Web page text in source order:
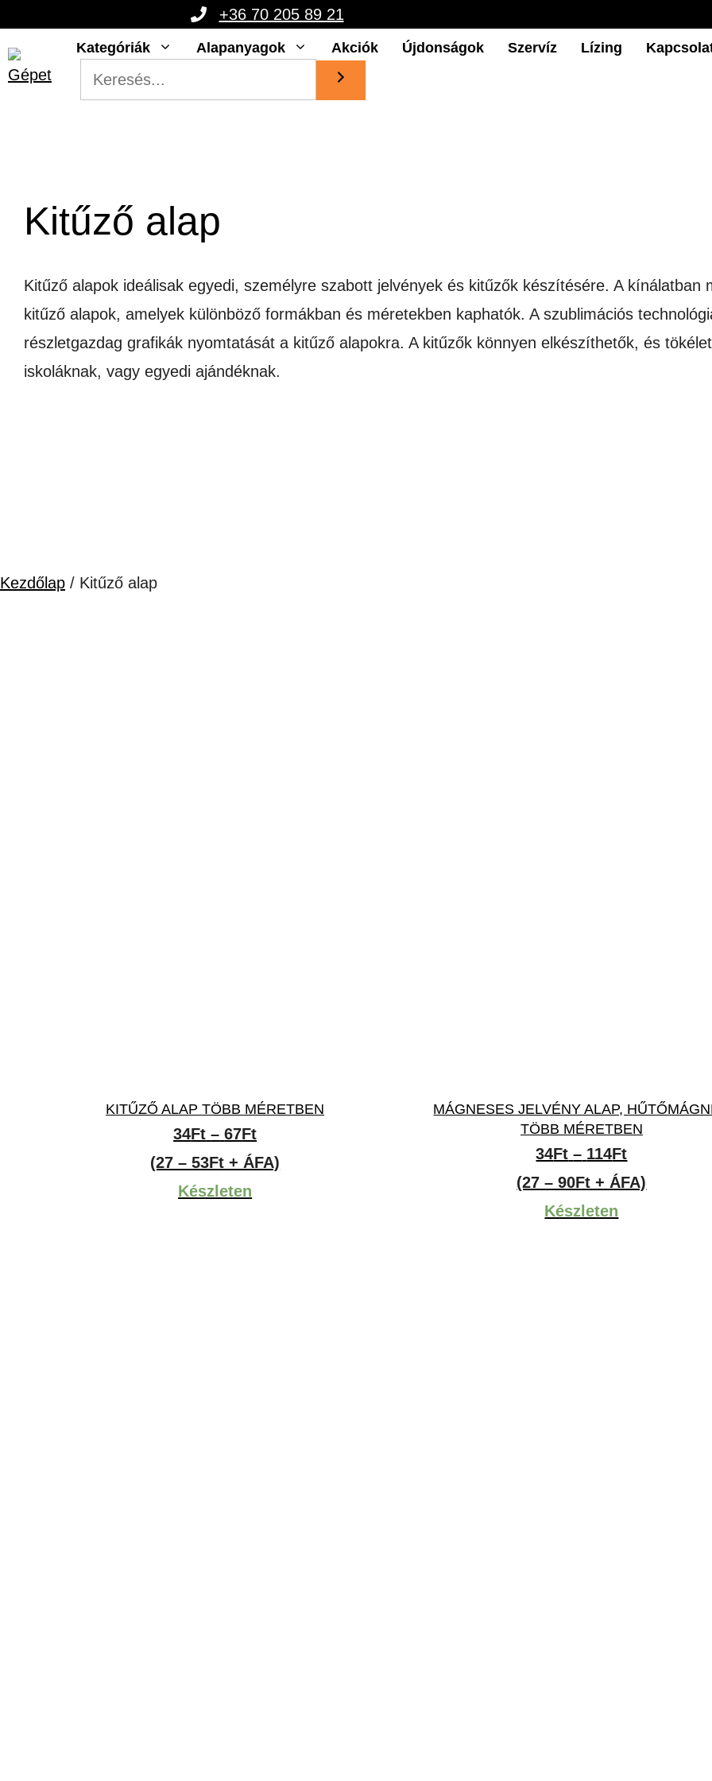
tartalomba
+36 70 205 89 21
Kategóriák Alapanyagok Akciók Újdonságok Szervíz Lízing
Kitűző alap
Kitűző alapok ideálisak egyedi, személyre szabott jelvények és kitűzők készítésére. A
kitűző alapok, amelyek különböző formákban és méretekben kaphatók. A szublimációs
részletgazdag grafikák nyomtatását a kitűző alapokra. A kitűzők könnyen elkészíthetők, és
iskoláknak, vagy egyedi ajándéknak.
Kezdőlap / Kitűző alap
KITŰZŐ ALAP TÖBB MÉRETBEN
34Ft – 67FtÁrtartomány:
34Ft
(27 – 53Ft + ÁFA)
Készleten
MÁGNESES JELVÉNY ALAP,
TÖBB MÉRETBEN
34Ft – 114Ft
34Ft
(27 – 90Ft + ÁFA)
Készleten